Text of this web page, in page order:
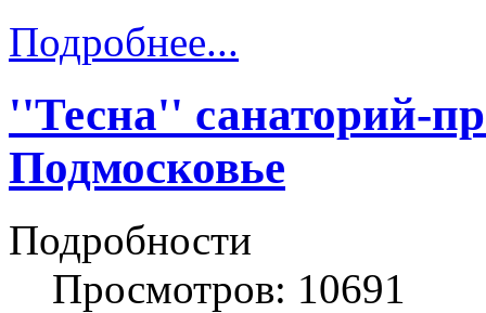
Подробнее...
''Тесна'' санаторий-
Подмосковье
Подробности
Просмотров: 10691